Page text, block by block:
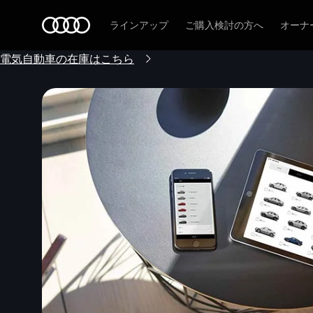
ラインアップ ご購入検討の方へ オーナ
電気自動車の在庫はこちら